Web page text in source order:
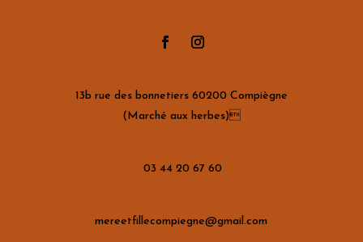
13b rue des bonnetiers 60200 Compiègne
(Marché aux herbes)
03 44 20 67 60
mereetfillecompiegne@gmail.com